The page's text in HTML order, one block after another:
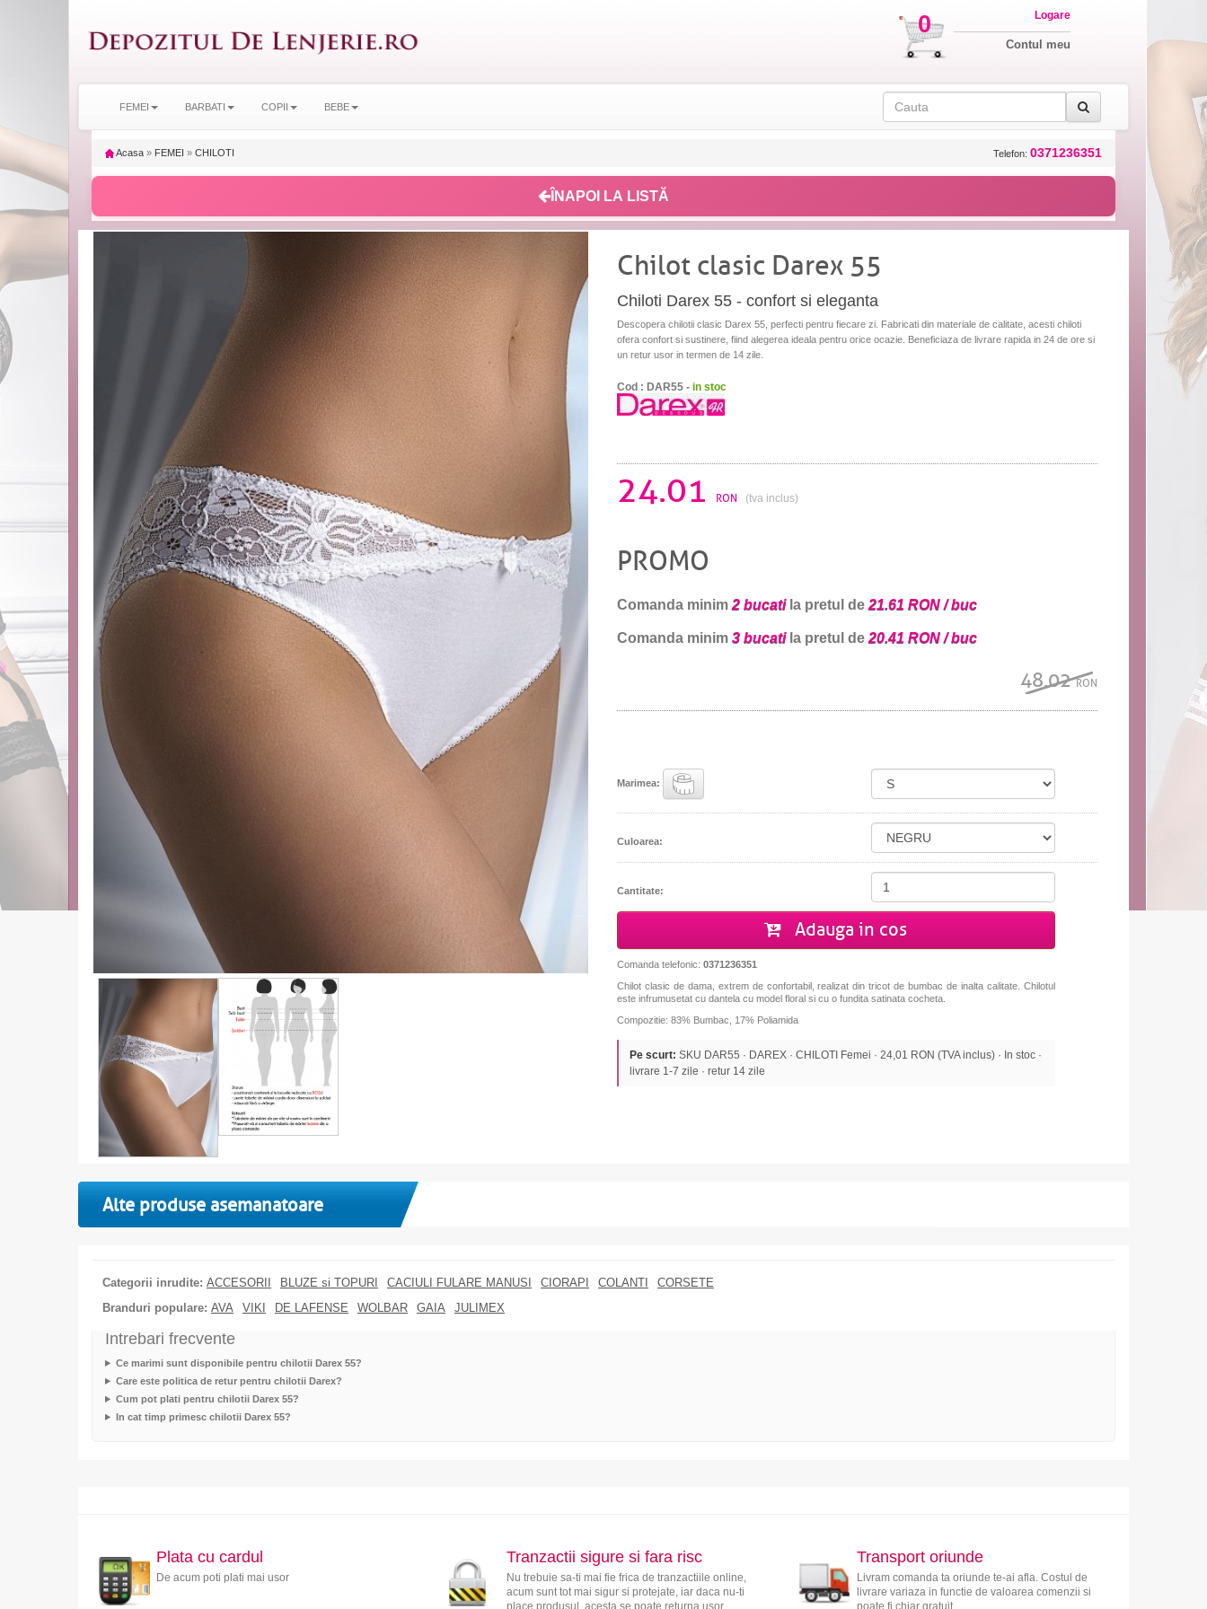
0 Logare
Contul meu
FEMEI BARBATI COPII BEBE
Acasa » FEMEI » CHILOTI Telefon: 0371236351
ÎNAPOI LA LISTĂ
Chilot clasic Darex 55
Chiloti Darex 55 - confort si eleganta
Descopera chilotii clasic Darex 55, perfecti pentru fiecare zi. Fabricati din materiale de calitate, acesti chiloti
ofera confort si sustinere, fiind alegerea ideala pentru orice ocazie. Beneficiaza de livrare rapida in 24 de ore si
un retur usor in termen de 14 zile.
Cod : DAR55 - in stoc
24.01 RON (tva inclus)
PROMO
Comanda minim 2 bucatila pretul de 21.61 RON / buc
Comanda minim 3 bucatila pretul de 20.41 RON / buc
48.02RON
Marimea:
Culoarea:
Cantitate:
Adauga in cos
Comanda telefonic: 0371236351
Chilot clasic de dama, extrem de confortabil, realizat din tricot de bumbac de inalta calitate. Chilotul
este infrumusetat cu dantela cu model floral si cu o fundita satinata cocheta.
Compozitie: 83% Bumbac, 17% Poliamida
Pe scurt: SKU DAR55 · DAREX · CHILOTI Femei · 24,01 RON (TVA inclus) · In stoc ·
livrare 1-7 zile · retur 14 zile
Alte produse asemanatoare
Categorii inrudite: ACCESORII BLUZE si TOPURI CACIULI FULARE MANUSI CIORAPI COLANTI
CORSETE
Branduri populare: AVA VIKI DE LAFENSE WOLBAR GAIA JULIMEX
Intrebari frecvente
Ce marimi sunt disponibile pentru chilotii Darex 55?
Care este politica de retur pentru chilotii Darex?
Cum pot plati pentru chilotii Darex 55?
In cat timp primesc chilotii Darex 55?
Plata cu cardul
De acum poti plati mai usor
Tranzactii sigure si fara risc
Nu trebuie sa-ti mai fie frica de tranzactiile online,
acum sunt tot mai sigur si protejate, iar daca nu-ti
place produsul, acesta se poate returna usor.
Transport oriunde
Livram comanda ta oriunde te-ai afla. Costul de
livrare variaza in functie de valoarea comenzii si
poate fi chiar gratuit.